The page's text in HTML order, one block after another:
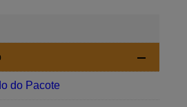
do Pacote